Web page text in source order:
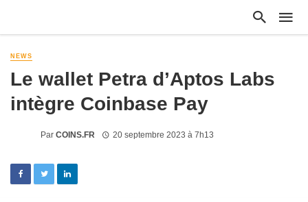
NEWS
Le wallet Petra d’Aptos Labs
intègre Coinbase Pay
Par COINS.FR 20 septembre 2023 à 7h13